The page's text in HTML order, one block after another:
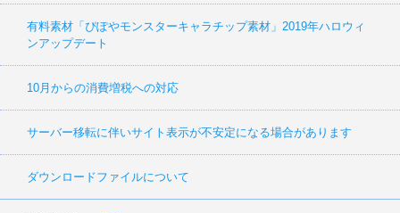
有料素材「ぴぽやモンスターキャラチップ素材」2019年ハロウィ
ンアップデート
10月からの消費増税への対応
サーバー移転に伴いサイト表示が不安定になる場合があります
ダウンロードファイルについて